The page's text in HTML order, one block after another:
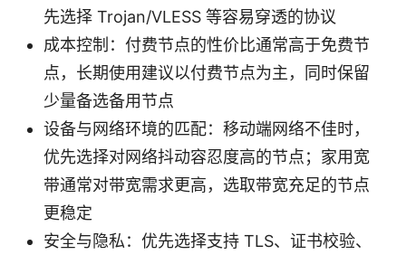
先选择 Trojan/VLESS 等容易穿透的协议
成本控制：付费节点的性价比通常高于免费节
点，长期使用建议以付费节点为主，同时保留
少量备选备用节点
设备与网络环境的匹配：移动端网络不佳时，
优先选择对网络抖动容忍度高的节点；家用宽
带通常对带宽需求更高，选取带宽充足的节点
更稳定
安全与隐私：优先选择支持 TLS、证书校验、